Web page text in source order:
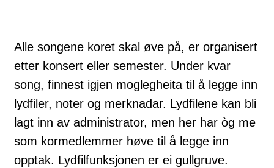
Alle songene koret skal øve på, er organisert
etter konsert eller semester. Under kvar
song, finnest igjen moglegheita til å legge inn
lydfiler, noter og merknadar. Lydfilene kan bli
lagt inn av administrator, men her har òg me
som kormedlemmer høve til å legge inn
opptak. Lydfilfunksjonen er ei gullgruve.